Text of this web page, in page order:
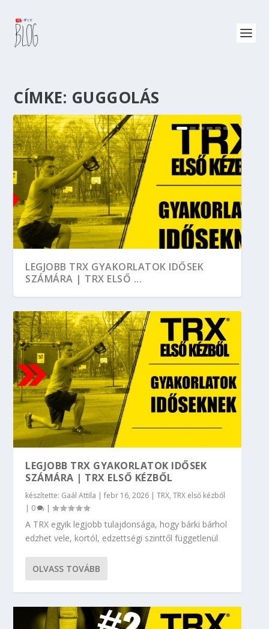
CÍMKE: GUGGOLÁS
LEGJOBB TRX GYAKORLATOK IDŐSEK
SZÁMÁRA | TRX ELSŐ ...
KOMPLETT TRX EDZÉSTERV OTTHONRA
#2 | TRX ELSŐ KÉZB...
HOMOKZSÁK EDZÉS OTTHON VAGY
BÁRHOL, BÁRMIKOR
KOMPLETT TRX EDZÉSTERV OTTHONRA
#1 | TRX ELSŐ KÉZB...
HOGYAN TUDSZ BEMELEGÍTENI TRX-SZEL?
| TRX ELSŐ KÉZ...
GYÓGYTORNÁSZ SZEMMEL: GUGGOLÁS
LEGJOBB TRX GYAKORLATOK IDŐSEK
SZÁMÁRA | TRX ELSŐ KÉZBŐL
készítette: Gaál Attila |febr 16, 2026 |TRX,TRX első kézből
| 0 |
A TRX egyik legjobb tulajdonsága, hogy bárki bárhol
edzhet vele, kortól, edzettségi szinttől függetlenül
OLVASS TOVÁBB